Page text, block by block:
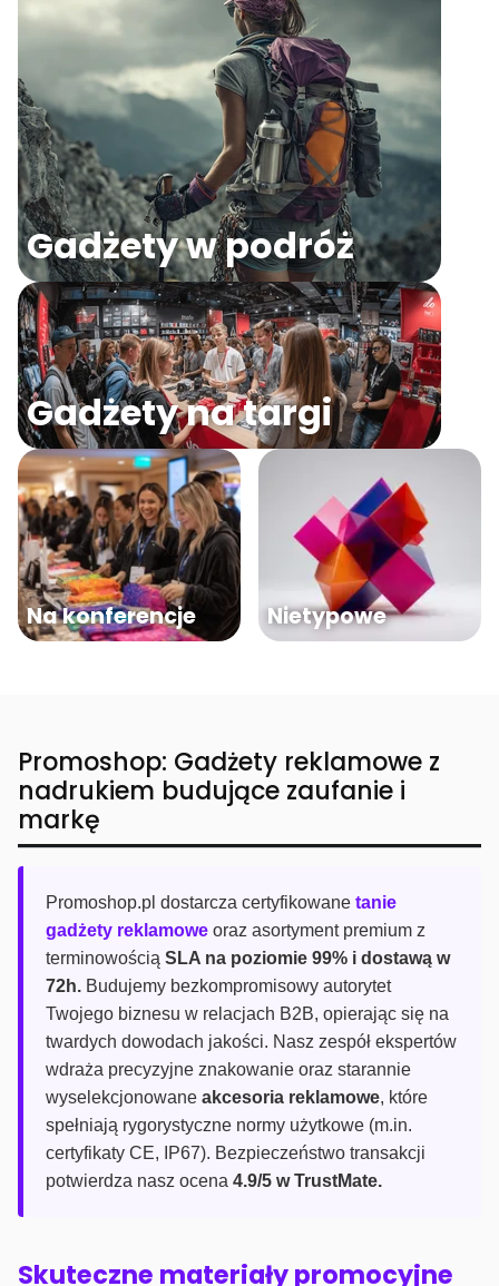
Gadżety w podróż
Gadżety na targi
Na konferencje Nietypowe
Promoshop: Gadżety reklamowe z
nadrukiem budujące zaufanie i
markę
Promoshop.pl dostarcza certyfikowane tanie
gadżety reklamowe oraz asortyment premium z
terminowością SLA na poziomie 99% i dostawą w
72h. Budujemy bezkompromisowy autorytet
Twojego biznesu w relacjach B2B, opierając się na
twardych dowodach jakości. Nasz zespół ekspertów
wdraża precyzyjne znakowanie oraz starannie
wyselekcjonowane akcesoria reklamowe, które
spełniają rygorystyczne normy użytkowe (m.in.
certyfikaty CE, IP67). Bezpieczeństwo transakcji
potwierdza nasz ocena 4.9/5 w TrustMate.
Skuteczne materiały promocyjne